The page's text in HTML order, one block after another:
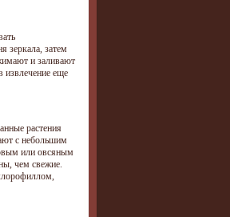
зеркала, затем
и заливают
извлечение еще
растения
с небольшим
или овсяным
чем свежие.